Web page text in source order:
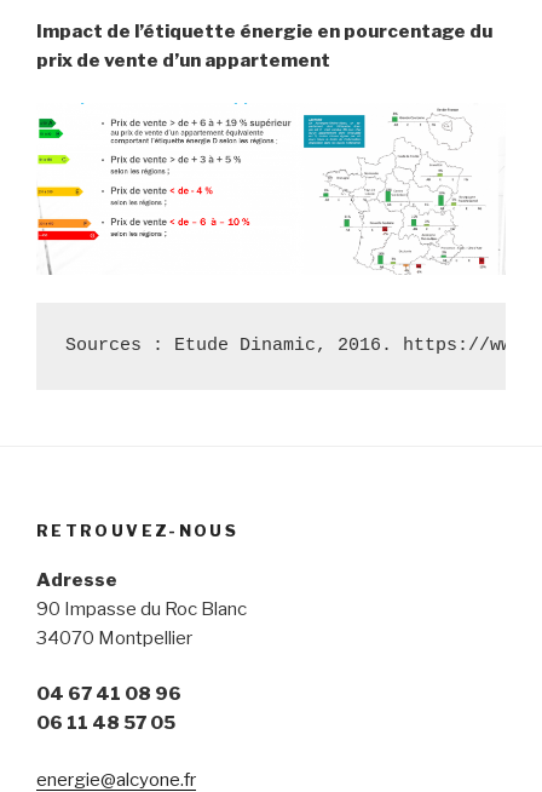
Impact de l’étiquette énergie en pourcentage du
prix de vente d’un appartement
Sources : Etude Dinamic, 2016. https://
RETROUVEZ-NOUS
Adresse
90 Impasse du Roc Blanc
34070 Montpellier
04 67 41 08 96
06 11 48 57 05
energie@alcyone.fr